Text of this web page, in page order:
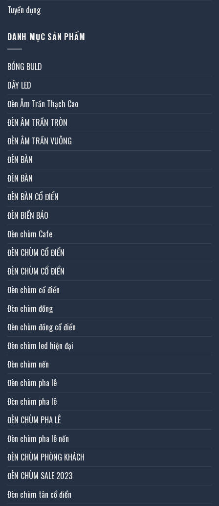
Tuyển dụng
DANH MỤC SẢN PHẨM
BÓNG BULD
DÂY LED
Đèn Âm Trần Thạch Cao
ĐÈN ÂM TRẦN TRÒN
ĐÈN ÂM TRẦN VUÔNG
ĐÈN BÀN
ĐÈN BÀN
ĐÈN BÀN CỔ ĐIỂN
ĐÈN BIỂN BÁO
Đèn chùm Cafe
ĐÈN CHÙM CỔ ĐIỂN
ĐÈN CHÙM CỔ ĐIỂN
Đèn chùm cổ điển
Đèn chùm đồng
Đèn chùm đồng cổ điển
Đèn chùm led hiện đại
Đèn chùm nến
Đèn chùm pha lê
Đèn chùm pha lê
ĐÈN CHÙM PHA LÊ
Đèn chùm pha lê nến
ĐÈN CHÙM PHÒNG KHÁCH
ĐÈN CHÙM SALE 2023
Đèn chùm tân cổ điển